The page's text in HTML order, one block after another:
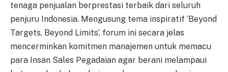
tenaga penjualan berprestasi terbaik dari seluruh
penjuru Indonesia. Mengusung tema inspiratif ‘Beyond
Targets, Beyond Limits’, forum ini secara jelas
mencerminkan komitmen manajemen untuk memacu
para Insan Sales Pegadaian agar berani melampaui